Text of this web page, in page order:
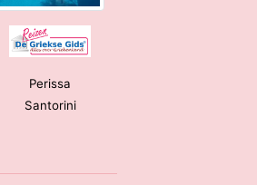
Perissa
Santorini